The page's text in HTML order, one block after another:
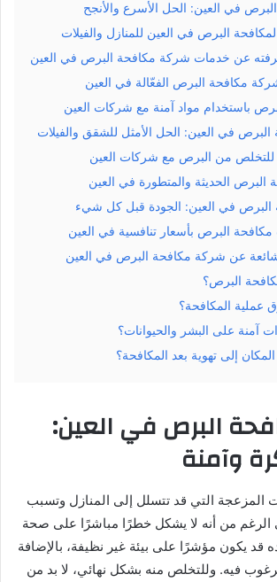
في العين: الحل الأسرع والأنجح
البرص في العين للمنازل والفيلات
عن خدمات شركة مكافحة البرص في العين
شركة مكافحة البرص الفعّالة في العين
باستخدام مواد آمنة مع شركات العين
في العين: الحل الأمثل للشقق والفيلات
من البرص مع شركات العين
الحديثة والمتطورة في العين
في العين: الجودة قبل كل شيء
البرص بأسعار تنافسية في العين
عن شركة مكافحة البرص في العين
البرص؟
عملية المكافحة؟
آمنة على البشر والحيوانات؟
إلى تهوية بعد المكافحة؟
البرص في العين:
وآمنة
المزعجة التي قد تتسلل إلى المنازل وتسبب
الرغم من أنه لا يشكل خطرًا مباشرًا على صحة
قد يكون مؤشرًا على بيئة غير نظيفة، بالإضافة
فيه. وللتخلص منه بشكل نهائي، لا بد من